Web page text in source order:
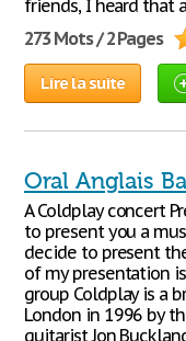
friends, I heard that
273 Mots / 2 Pages
Lire la suite
Oral Anglais
A Coldplay concert
to present you a
decide to present
of my presentation
group Coldplay is a
London in 1996 by
guitarist Jon